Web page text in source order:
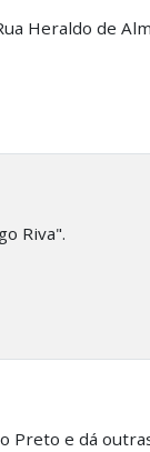
Heraldo de
Riva".
Preto e dá